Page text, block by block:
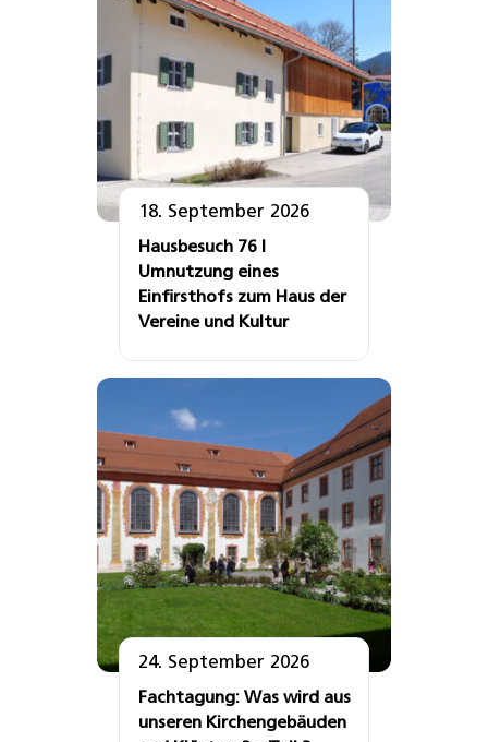
18. September 2026
Hausbesuch 76 I
Umnutzung eines
Einfirsthofs zum Haus der
Vereine und Kultur
24. September 2026
Fachtagung: Was wird aus
unseren Kirchengebäuden